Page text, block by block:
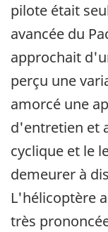
pilote était
avancée du
approchait
perçu une
amorcé une
d'entretien et
cyclique et le
demeurer à
L'hélicoptère
très